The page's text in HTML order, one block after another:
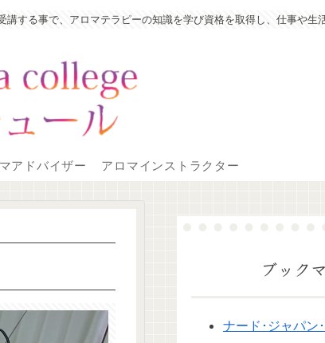
する事で、アロマテラピーの知識を学び資格を取得し、仕事や生
アドバイザー アロマインストラクター
ブック
ナード･ジャパン